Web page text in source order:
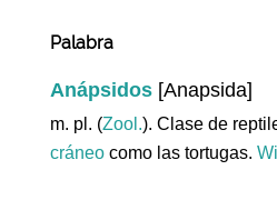
Palabra
Anápsidos [Anapsida]
m. pl. (Zool.). Clase de
cráneo como las tortugas.